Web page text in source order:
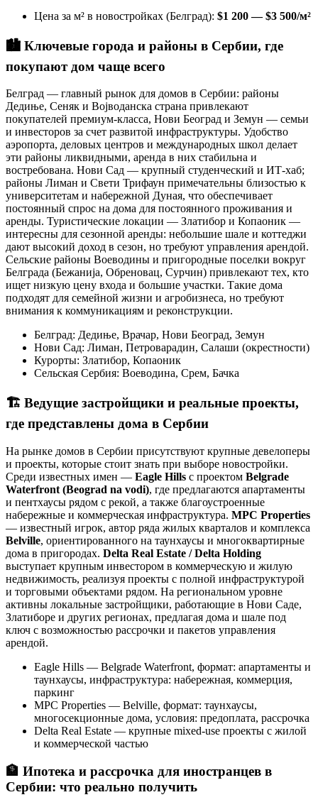
Цена за м² в новостройках (Белград): $1 200 — $3 500/м²
🏙️ Ключевые города и районы в Сербии, где
покупают дом чаще всего
Белград — главный рынок для домов в Сербии: районы
Дедиње, Сеняк и Војводанска страна привлекают
покупателей премиум-класса, Нови Београд и Земун — семьи
и инвесторов за счет развитой инфраструктуры. Удобство
аэропорта, деловых центров и международных школ делает
эти районы ликвидными, аренда в них стабильна и
востребована. Нови Сад — крупный студенческий и ИТ-хаб;
районы Лиман и Свети Трифаун примечательны близостью к
университетам и набережной Дуная, что обеспечивает
постоянный спрос на дома для постоянного проживания и
аренды. Туристические локации — Златибор и Копаоник —
интересны для сезонной аренды: небольшие шале и коттеджи
дают высокий доход в сезон, но требуют управления арендой.
Сельские районы Воеводины и пригородные поселки вокруг
Белграда (Бежанија, Обреновац, Сурчин) привлекают тех, кто
ищет низкую цену входа и большие участки. Такие дома
подходят для семейной жизни и агробизнеса, но требуют
внимания к коммуникациям и реконструкции.
Белград: Дедиње, Врачар, Нови Београд, Земун
Нови Сад: Лиман, Петроварадин, Салаши (окрестности)
Курорты: Златибор, Копаоник
Сельская Сербия: Воеводина, Срем, Бачка
🏗️ Ведущие застройщики и реальные проекты,
где представлены дома в Сербии
На рынке домов в Сербии присутствуют крупные девелоперы
и проекты, которые стоит знать при выборе новостройки.
Среди известных имен — Eagle Hills с проектом Belgrade
Waterfront (Beograd na vodi), где предлагаются апартаменты
и пентхаусы рядом с рекой, а также благоустроенные
набережные и коммерческая инфраструктура. MPC Properties
— известный игрок, автор ряда жилых кварталов и комплекса
Belville, ориентированного на таунхаусы и многоквартирные
дома в пригородах. Delta Real Estate / Delta Holding
выступает крупным инвестором в коммерческую и жилую
недвижимость, реализуя проекты с полной инфраструктурой
и торговыми объектами рядом. На региональном уровне
активны локальные застройщики, работающие в Нови Саде,
Златиборе и других регионах, предлагая дома и шале под
ключ с возможностью рассрочки и пакетов управления
арендой.
Eagle Hills — Belgrade Waterfront, формат: апартаменты и
таунхаусы, инфраструктура: набережная, коммерция,
паркинг
MPC Properties — Belville, формат: таунхаусы,
многосекционные дома, условия: предоплата, рассрочка
Delta Real Estate — крупные mixed-use проекты с жилой
и коммерческой частью
🏦 Ипотека и рассрочка для иностранцев в
Сербии: что реально получить